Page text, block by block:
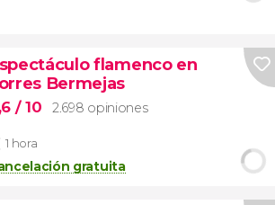
flamenco en
Bermejas
/ 10 2.698 opiniones
1 hora
gratuita